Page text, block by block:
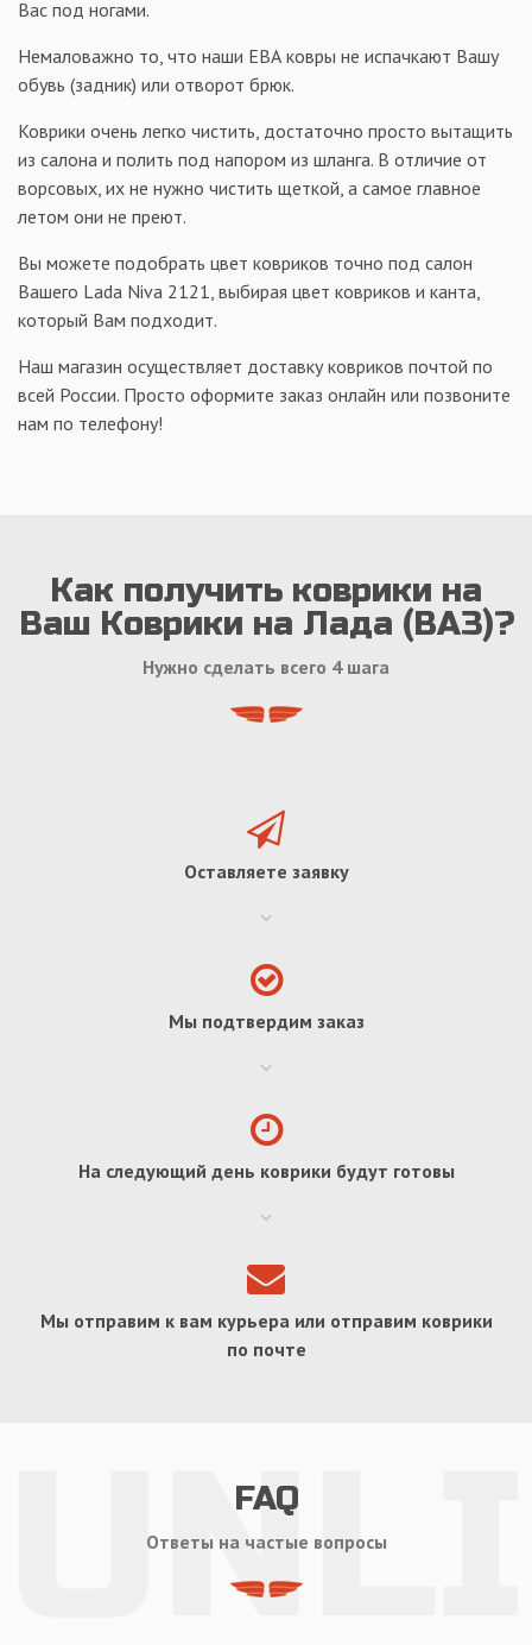
Вас под ногами.
Немаловажно то, что наши ЕВА ковры не испачкают Вашу
обувь (задник) или отворот брюк.
Коврики очень легко чистить, достаточно просто вытащить
из салона и полить под напором из шланга. В отличие от
ворсовых, их не нужно чистить щеткой, а самое главное
летом они не преют.
Вы можете подобрать цвет ковриков точно под салон
Вашего Lada Niva 2121, выбирая цвет ковриков и канта,
который Вам подходит.
Наш магазин осуществляет доставку ковриков почтой по
всей России. Просто оформите заказ онлайн или позвоните
нам по телефону!
Как получить коврики на
Ваш Коврики на Лада (ВАЗ)?
Нужно сделать всего 4 шага
Оставляете заявку
Мы подтвердим заказ
На следующий день коврики будут готовы
Мы отправим к вам курьера или отправим коврики
по почте
FAQ
Ответы на частые вопросы